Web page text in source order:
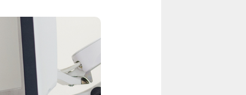
Erfolgsbasierte Personalvermittlung
Mandatierte Personalvermittlung
Sanovetis Care+